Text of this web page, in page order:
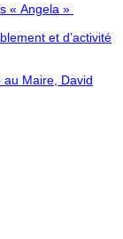
« Angela »
et d’activité
Maire, David